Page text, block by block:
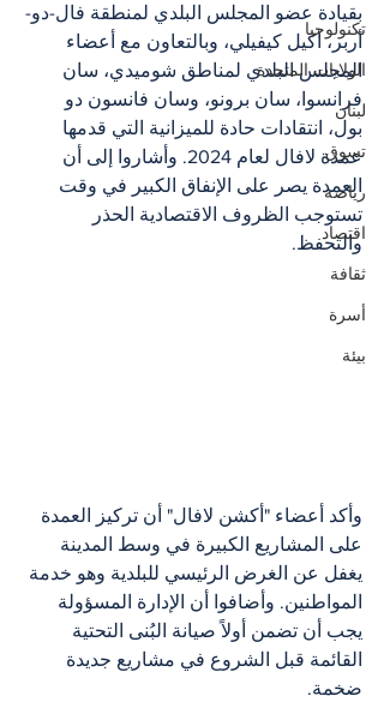
تكنولوجيا
الولايات المتحدة
لبنان
تسوق
رياضة
اقتصاد
ثقافة
أسرة
بيئة
بقيادة عضو المجلس البلدي لمنطقة فال-دو-
أربر، أكيل كيفيلي، وبالتعاون مع أعضاء
المجلس البلدي لمناطق شوميدي، سان
فرانسوا، سان برونو، وسان فانسون دو
بول، انتقادات حادة للميزانية التي قدمها
عمدة لافال لعام 2024. وأشاروا إلى أن
العمدة يصر على الإنفاق الكبير في وقت
تستوجب الظروف الاقتصادية الحذر
والتحفظ.
وأكد أعضاء "أكشن لافال" أن تركيز العمدة
على المشاريع الكبيرة في وسط المدينة
يغفل عن الغرض الرئيسي للبلدية وهو خدمة
المواطنين. وأضافوا أن الإدارة المسؤولة
يجب أن تضمن أولاً صيانة البُنى التحتية
القائمة قبل الشروع في مشاريع جديدة
ضخمة.